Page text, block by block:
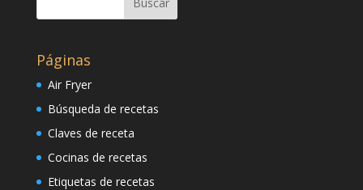
Páginas
Air Fryer
Búsqueda de recetas
Claves de receta
Cocinas de recetas
Etiquetas de recetas